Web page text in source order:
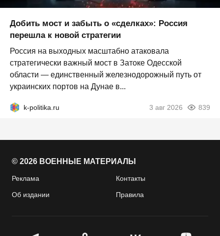
Добить мост и забыть о «сделках»: Россия
перешла к новой стратегии
Россия на выходных масштабно атаковала
стратегически важный мост в Затоке Одесской
области — единственный железнодорожный путь от
украинских портов на Дунае в...
k-politika.ru 3 авг 2026 839
© 2026 ВОЕННЫЕ МАТЕРИАЛЫ
Реклама Контакты
Об издании Правила